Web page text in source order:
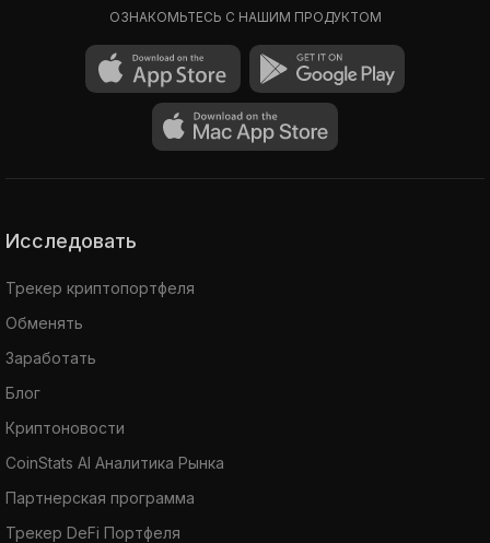
ОЗНАКОМЬТЕСЬ С НАШИМ ПРОДУКТОМ
Исследовать
Трекер криптопортфеля
Обменять
Заработать
Блог
Криптоновости
CoinStats AI Аналитика Рынка
Партнерская программа
Трекер DeFi Портфеля